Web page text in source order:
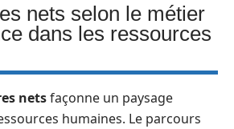
nets selon le métier
dans les ressources
netsfaçonne un paysage
humaines. Le parcours